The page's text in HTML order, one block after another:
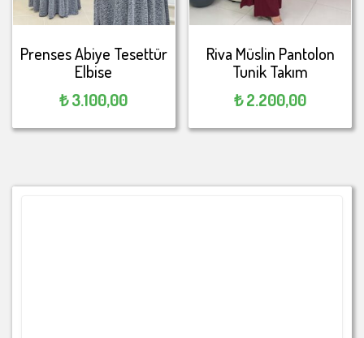
Prenses Abiye Tesettür
Elbise
₺3.100,00
Riva Müslin Pantolon
Tunik Takım
₺2.200,00